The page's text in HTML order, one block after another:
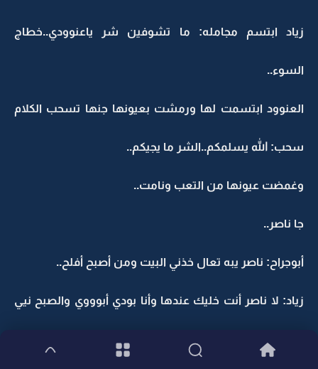
زياد ابتسم مجامله: ما تشوفين شر ياعنوودي..خطاج
السوء..
العنوود ابتسمت لها ورمشت بعيونها جنها تسحب الكلام
سحب: الله يسلمكم..الشر ما يجيكم..
وغمضت عيونها من التعب ونامت..
جا ناصر..
أبوجراح: ناصر يبه تعال خذني البيت ومن أصبح أفلح..
زياد: لا ناصر أنت خليك عندها وأنا بودي أبوووي والصبح نيي